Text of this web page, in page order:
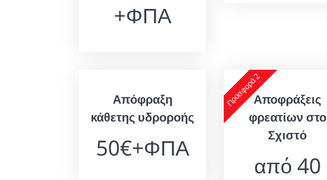
+ΦΠΑ
Απόφραξη
κάθετης υδροροής
50€+ΦΠΑ
Προσφορά 2Αποφράξεις
φρεατίων στο
Σχιστό
από 40